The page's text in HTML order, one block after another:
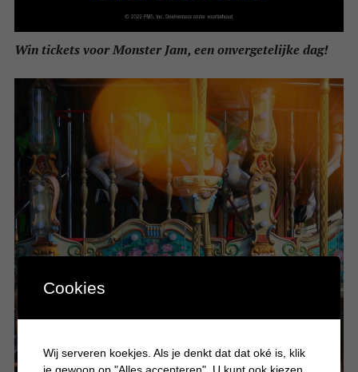
Win tickets voor Monster Jam, een onvergetelijke dag!
Cookies
Wij serveren koekjes. Als je denkt dat dat oké is, klik